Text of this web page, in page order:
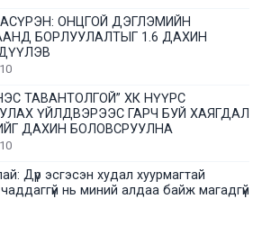
ОНЦГОЙ ДЭГЛЭМИЙН
БОРЛУУЛАЛТЫГ 1.6 ДАХИН
ТАВАНТОЛГОЙ” ХК НҮҮРС
ҮЙЛДВЭРЭЭС ГАРЧ БУЙ ХАЯГДАЛ
ДАХИН БОЛОВСРУУЛНА
Дүр эсгэсэн худал хуурмагтай
нь миний алдаа байж магадгүй